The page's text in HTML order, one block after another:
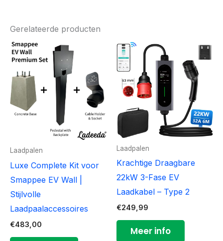
Gerelateerde producten
Laadpalen
Luxe Complete Kit voor
Smappee EV Wall |
Stijlvolle
Laadpaalaccessoires
€483,00
Laadpalen
Krachtige Draagbare
22kW 3-Fase EV
Laadkabel – Type 2
€249,99
Meer info